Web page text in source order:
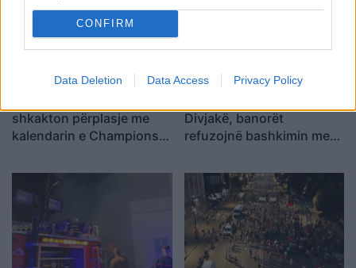
CONFIRM
Data Deletion Data Access Privacy Policy
shkakton përplasje me
kalendarin e Champions
Divjakë, banorët
refuzojnë bashkimin me